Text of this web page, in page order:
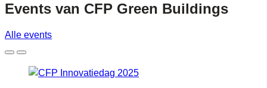
Events van CFP Green Buildings
Alle events